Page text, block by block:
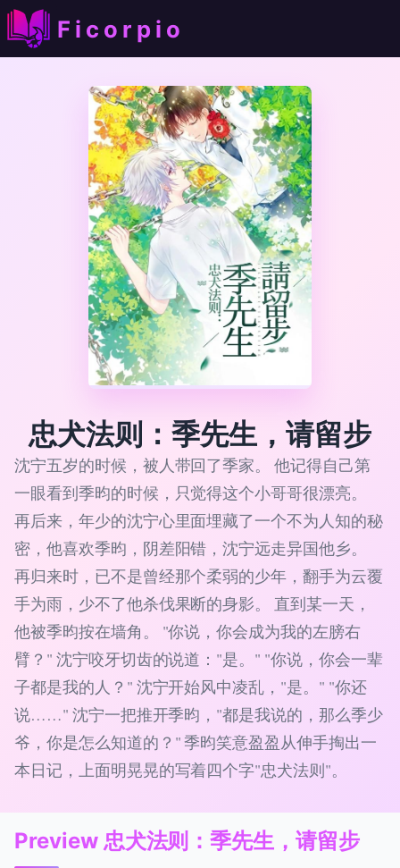
Ficorpio
忠犬法则：季先生，请留步
沈宁五岁的时候，被人带回了季家。 他记得自己第
一眼看到季昀的时候，只觉得这个小哥哥很漂亮。
再后来，年少的沈宁心里面埋藏了一个不为人知的秘
密，他喜欢季昀，阴差阳错，沈宁远走异国他乡。
再归来时，已不是曾经那个柔弱的少年，翻手为云覆
手为雨，少不了他杀伐果断的身影。 直到某一天，
他被季昀按在墙角。 "你说，你会成为我的左膀右
臂？" 沈宁咬牙切齿的说道："是。" "你说，你会一辈
子都是我的人？" 沈宁开始风中凌乱，"是。" "你还
说……" 沈宁一把推开季昀，"都是我说的，那么季少
爷，你是怎么知道的？" 季昀笑意盈盈从伸手掏出一
本日记，上面明晃晃的写着四个字"忠犬法则"。
Preview 忠犬法则：季先生，请留步